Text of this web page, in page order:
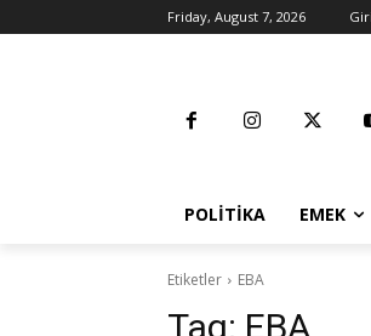
Friday, August 7, 2026
POLITIKA EMEK
Etiketler EBA
Tag: EBA